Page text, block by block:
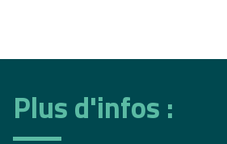
Plus d'infos :